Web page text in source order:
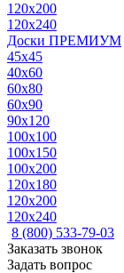
120x200
120x240
Доски ПРЕМИУМ
45x45
40x60
60x80
60x90
90x120
100x100
100x150
100x200
120x180
120x200
120x240
8 (800) 533-79-03
Заказать звонок
Задать вопрос